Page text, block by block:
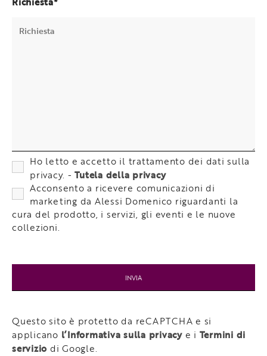
Ho letto e accetto il trattamento dei dati sulla
privacy. -Tutela della privacy
Acconsento a ricevere comunicazioni di
marketing da Alessi Domenico riguardanti la
cura del prodotto, i servizi, gli eventi e le nuove
collezioni.
Questo sito è protetto da reCAPTCHA e si
applicano l’Informativa sulla privacye i Termini di
servizio di Google.